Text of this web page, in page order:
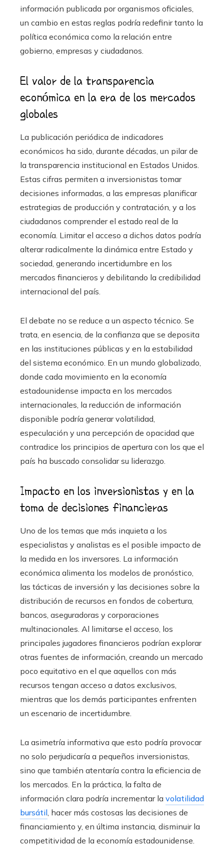
información publicada por organismos oficiales,
un cambio en estas reglas podría redefinir tanto la
política económica como la relación entre
gobierno, empresas y ciudadanos.
El valor de la transparencia
económica en la era de los mercados
globales
La publicación periódica de indicadores
económicos ha sido, durante décadas, un pilar de
la transparencia institucional en Estados Unidos.
Estas cifras permiten a inversionistas tomar
decisiones informadas, a las empresas planificar
estrategias de producción y contratación, y a los
ciudadanos comprender el estado real de la
economía. Limitar el acceso a dichos datos podría
alterar radicalmente la dinámica entre Estado y
sociedad, generando incertidumbre en los
mercados financieros y debilitando la credibilidad
internacional del país.
El debate no se reduce a un aspecto técnico. Se
trata, en esencia, de la confianza que se deposita
en las instituciones públicas y en la estabilidad
del sistema económico. En un mundo globalizado,
donde cada movimiento en la economía
estadounidense impacta en los mercados
internacionales, la reducción de información
disponible podría generar volatilidad,
especulación y una percepción de opacidad que
contradice los principios de apertura con los que el
país ha buscado consolidar su liderazgo.
Impacto en los inversionistas y en la
toma de decisiones financieras
Uno de los temas que más inquieta a los
especialistas y analistas es el posible impacto de
la medida en los inversores. La información
económica alimenta los modelos de pronóstico,
las tácticas de inversión y las decisiones sobre la
distribución de recursos en fondos de cobertura,
bancos, aseguradoras y corporaciones
multinacionales. Al limitarse el acceso, los
principales jugadores financieros podrían explorar
otras fuentes de información, creando un mercado
poco equitativo en el que aquellos con más
recursos tengan acceso a datos exclusivos,
mientras que los demás participantes enfrenten
un escenario de incertidumbre.
La asimetría informativa que esto podría provocar
no solo perjudicaría a pequeños inversionistas,
sino que también atentaría contra la eficiencia de
los mercados. En la práctica, la falta de
información clara podría incrementar la volatilidad
bursátil , hacer más costosas las decisiones de
financiamiento y, en última instancia, disminuir la
competitividad de la economía estadounidense.